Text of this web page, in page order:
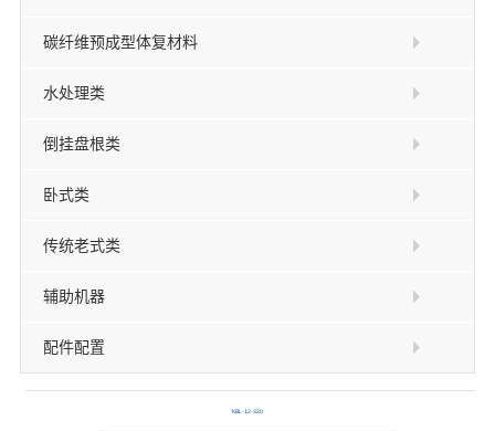
碳纤维预成型体复材料
水处理类
倒挂盘根类
卧式类
传统老式类
辅助机器
配件配置
KBL-12-320